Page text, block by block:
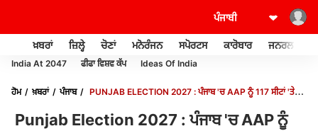
ਖ਼ਬਰਾਂ ਜ਼ਿਲ੍ਹੇ ਚੋਣਾਂ ਮਨੋਰੰਜਨ ਸਪੋਰਟਸ ਕਾਰੋਬਾਰ ਜਨਰਲ ਨੌਲਜ
India At 2047 ਫੀਫਾ ਵਿਸ਼ਵ ਕੱਪ Ideas Of India
ਹੋਮ ਖ਼ਬਰਾਂ ਪੰਜਾਬ
PUNJAB ELECTION 2027 : ਪੰਜਾਬ 'ਚ AAP ਨੂੰ 117 ਸੀਟਾਂ 'ਤੇ
Punjab Election 2027 : ਪੰਜਾਬ 'ਚ AAP ਨੂੰ